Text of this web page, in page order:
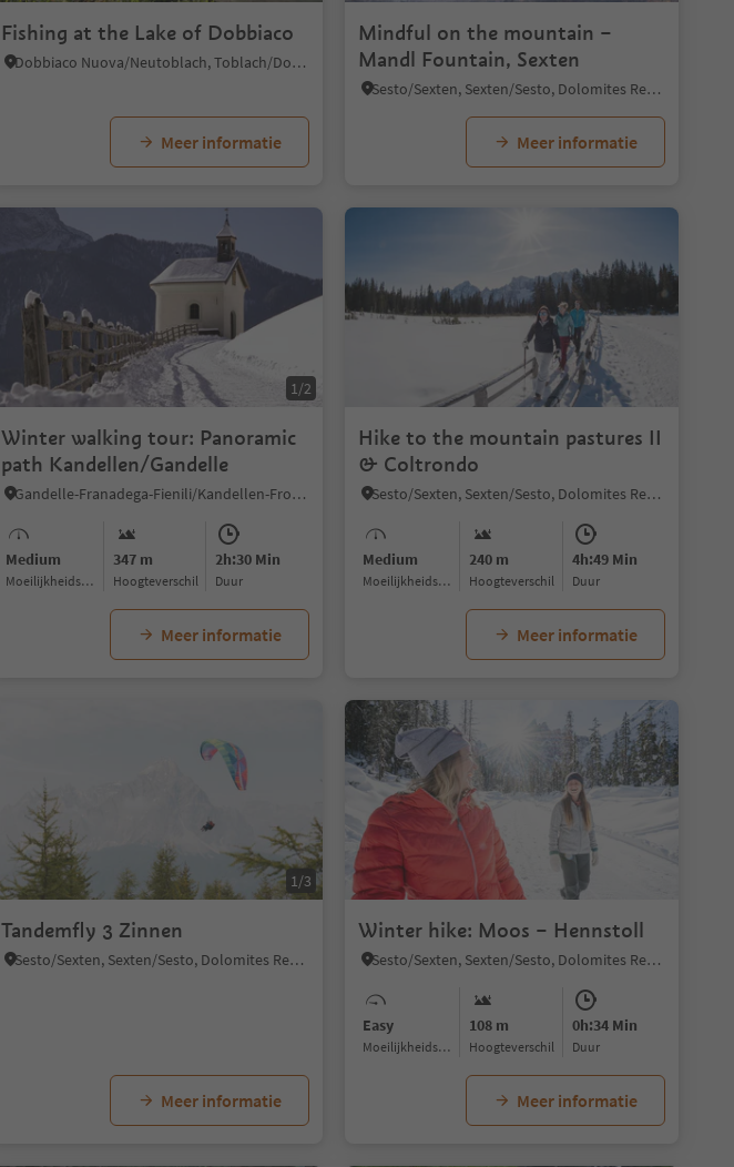
Fishing at the Lake of Dobbiaco
Dobbiaco Nuova/Neutoblach, Toblach/Dobbiaco, Dolomites Region 3 Zinnen
Meer informatie
Mindful on the mountain –
Mandl Fountain, Sexten
Sesto/Sexten, Sexten/Sesto, Dolomites Region 3 Zinnen
Meer informatie
1/2
Winter walking tour: Panoramic
path Kandellen/Gandelle
Gandelle-Franadega-Fienili/Kandellen-Frondeigen-Stadlern, Toblach/Dobbiaco, Dolomites Region 3 Zinnen
Medium
Moeilijkheidsgraad
347 m
Hoogteverschil
2h:30 Min
Duur
Meer informatie
Hike to the mountain pastures II
& Coltrondo
Sesto/Sexten, Sexten/Sesto, Dolomites Region 3 Zinnen
Medium
Moeilijkheidsgraad
240 m
Hoogteverschil
4h:49 Min
Duur
Meer informatie
1/3
Tandemfly 3 Zinnen
Sesto/Sexten, Sexten/Sesto, Dolomites Region 3 Zinnen
Meer informatie
Winter hike: Moos – Hennstoll
Sesto/Sexten, Sexten/Sesto, Dolomites Region 3 Zinnen
Easy
Moeilijkheidsgraad
108 m
Hoogteverschil
0h:34 Min
Duur
Meer informatie